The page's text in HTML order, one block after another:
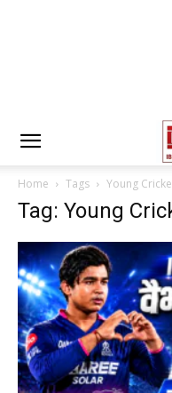
Home Tags Young
Tag: Young